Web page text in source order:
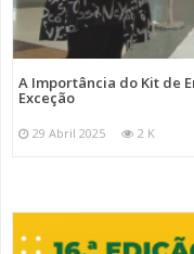
A Importância do Kit de
Exceção
29 Abril 2025 2 K